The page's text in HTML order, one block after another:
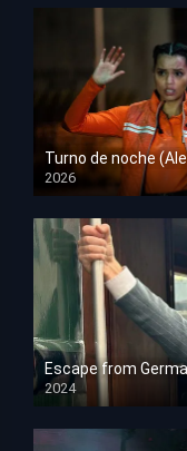
Turno de noche
2026
HD 1080p
Escape from
2024
HD 1080p